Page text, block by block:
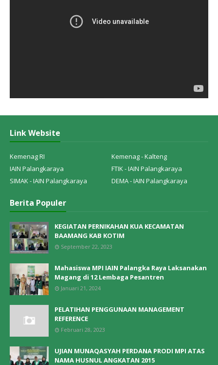
Link Website
Kemenag RI
Kemenag - Kalteng
IAIN Palangkaraya
FTIK - IAIN Palangkaraya
SIMAK - IAIN Palangkaraya
DEMA - IAIN Palangkaraya
Berita Populer
KEGIATAN PERNIKAHAN KUA KECAMATAN
BAAMANG KAB KOTIM
September 22, 2023
Mahasiswa MPI IAIN Palangka Raya Laksanakan
Magang di 12 Lembaga Pesantren
Januari 21, 2024
PELATIHAN PENGGUNAAN MANAGEMENT
REFERENCE
Februari 28, 2023
UJIAN MUNAQASYAH PERDANA PRODI MPI ATAS
NAMA HUSNUL ANGKATAN 2015